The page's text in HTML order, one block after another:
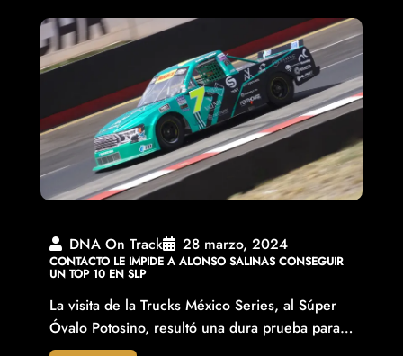
DNA On Track 28 marzo, 2024
CONTACTO LE IMPIDE A ALONSO SALINAS CONSEGUIR
UN TOP 10 EN SLP
La visita de la Trucks México Series, al Súper
Óvalo Potosino, resultó una dura prueba para…